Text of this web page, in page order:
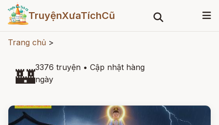
TruyệnXưaTíchCũ
Trang chủ >
🏰3376 truyện • Cập nhật hàng
ngày